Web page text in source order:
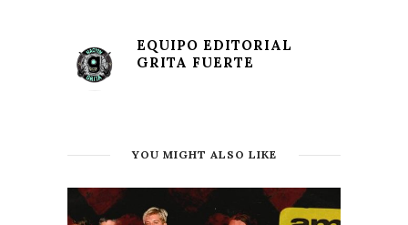
EQUIPO EDITORIAL
GRITA FUERTE
YOU MIGHT ALSO LIKE